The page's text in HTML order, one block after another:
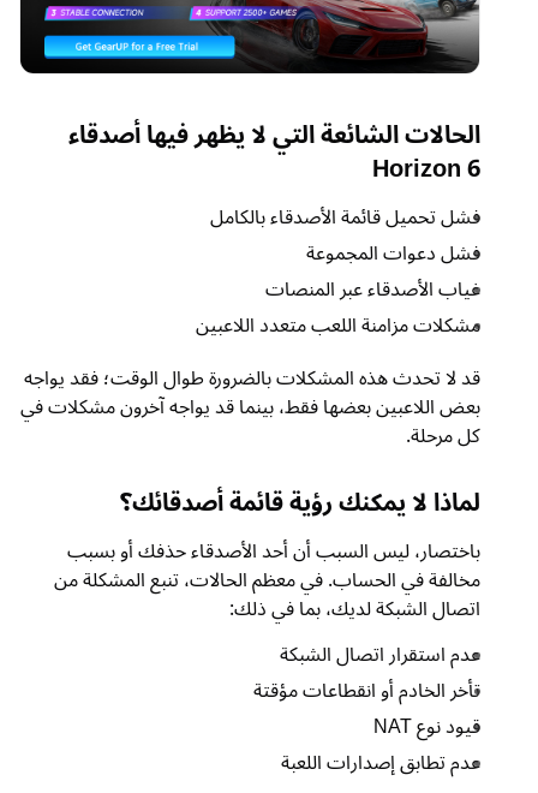
الحالات الشائعة التي لا يظهر فيها أصدقاء
Horizon 6
فشل تحميل قائمة الأصدقاء بالكامل
فشل دعوات المجموعة
غياب الأصدقاء عبر المنصات
مشكلات مزامنة اللعب متعدد اللاعبين
قد لا تحدث هذه المشكلات بالضرورة طوال الوقت؛ فقد يواجه
بعض اللاعبين بعضها فقط، بينما قد يواجه آخرون مشكلات في
كل مرحلة.
لماذا لا يمكنك رؤية قائمة أصدقائك؟
باختصار، ليس السبب أن أحد الأصدقاء حذفك أو بسبب
مخالفة في الحساب. في معظم الحالات، تنبع المشكلة من
اتصال الشبكة لديك، بما في ذلك:
عدم استقرار اتصال الشبكة
تأخر الخادم أو انقطاعات مؤقتة
قيود نوع NAT
عدم تطابق إصدارات اللعبة